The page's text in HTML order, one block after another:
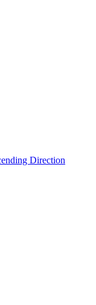
Direction